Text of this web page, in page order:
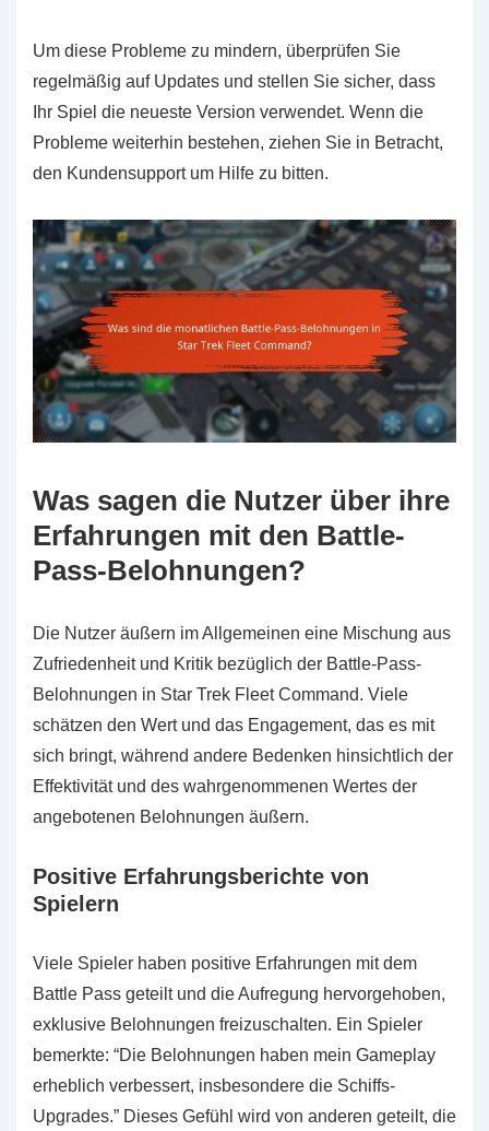
Um diese Probleme zu mindern, überprüfen Sie
regelmäßig auf Updates und stellen Sie sicher, dass
Ihr Spiel die neueste Version verwendet. Wenn die
Probleme weiterhin bestehen, ziehen Sie in Betracht,
den Kundensupport um Hilfe zu bitten.
Was sagen die Nutzer über ihre
Erfahrungen mit den Battle-
Pass-Belohnungen?
Die Nutzer äußern im Allgemeinen eine Mischung aus
Zufriedenheit und Kritik bezüglich der Battle-Pass-
Belohnungen in Star Trek Fleet Command. Viele
schätzen den Wert und das Engagement, das es mit
sich bringt, während andere Bedenken hinsichtlich der
Effektivität und des wahrgenommenen Wertes der
angebotenen Belohnungen äußern.
Positive Erfahrungsberichte von
Spielern
Viele Spieler haben positive Erfahrungen mit dem
Battle Pass geteilt und die Aufregung hervorgehoben,
exklusive Belohnungen freizuschalten. Ein Spieler
bemerkte: “Die Belohnungen haben mein Gameplay
erheblich verbessert, insbesondere die Schiffs-
Upgrades.” Dieses Gefühl wird von anderen geteilt, die